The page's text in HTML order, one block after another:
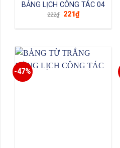
BẢNG LỊCH CÔNG TÁC 04
222₫ Giá
là:
221₫Giá
tại
-47%